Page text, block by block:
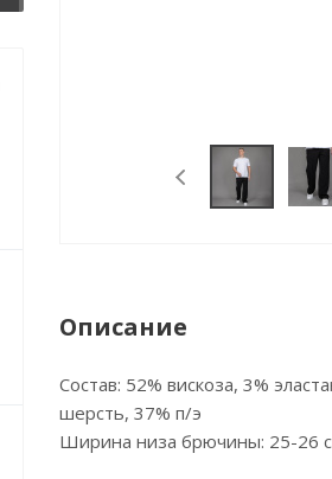
Описание
Состав: 52% вискоза, 3%
шерсть, 37% п/э
Ширина низа брючины: 25-26